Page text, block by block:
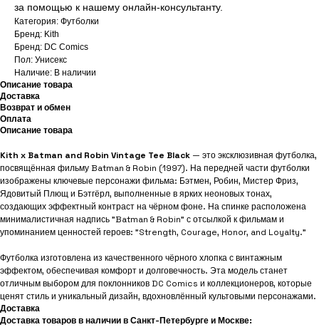
за помощью к нашему онлайн-консультанту.
Категория: Футболки
Бренд: Kith
Бренд: DC Comics
Пол: Унисекс
Наличие: В наличии
Описание товара
Доставка
Возврат и обмен
Оплата
Описание товара
Kith x Batman and Robin Vintage Tee Black — это эксклюзивная футболка,
посвящённая фильму Batman & Robin (1997). На передней части футболки
изображены ключевые персонажи фильма: Бэтмен, Робин, Мистер Фриз,
Ядовитый Плющ и Бэтгёрл, выполненные в ярких неоновых тонах,
создающих эффектный контраст на чёрном фоне. На спинке расположена
минималистичная надпись "Batman & Robin" с отсылкой к фильмам и
упоминанием ценностей героев: "Strength, Courage, Honor, and Loyalty."
Футболка изготовлена из качественного чёрного хлопка с винтажным
эффектом, обеспечивая комфорт и долговечность. Эта модель станет
отличным выбором для поклонников DC Comics и коллекционеров, которые
ценят стиль и уникальный дизайн, вдохновлённый культовыми персонажами.
Доставка
Доставка товаров в наличии в Санкт-Петербурге и Москве: